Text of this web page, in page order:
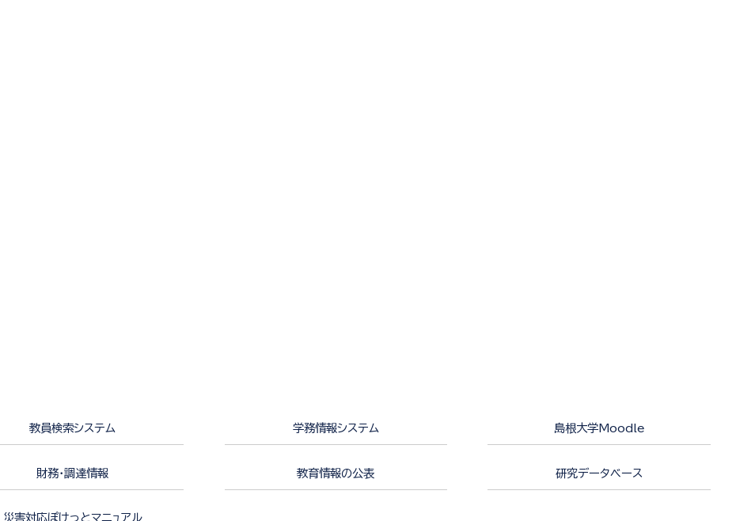
教員検索システム 学務情報システム 島根大学Moodle
財務・調達情報 教育情報の公表 研究データベース
災害対応ぽけっとマニュアル